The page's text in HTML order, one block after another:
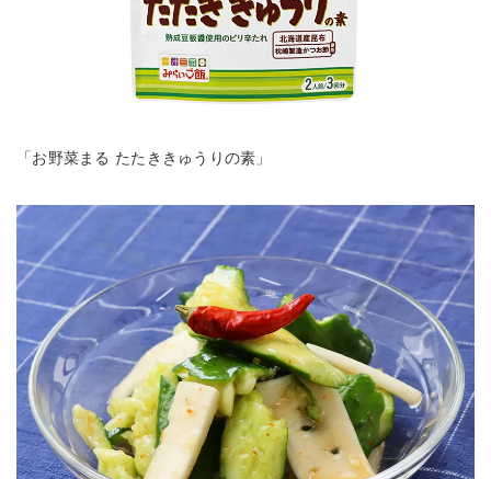
「お野菜まる たたききゅうりの素」